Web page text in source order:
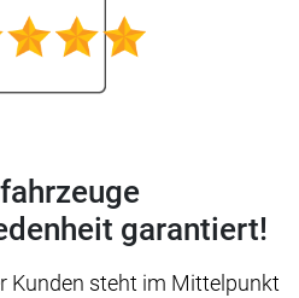
garantiert!
Kunden steht im Mittelpunkt